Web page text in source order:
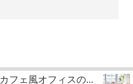
カフェ風オフィスの...